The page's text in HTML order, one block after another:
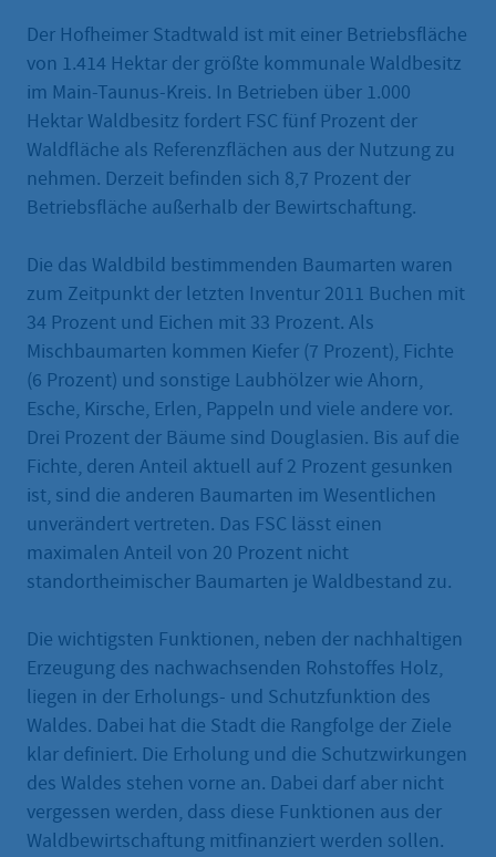
Der Hofheimer Stadtwald ist mit einer Betriebsfläche
von 1.414 Hektar der größte kommunale Waldbesitz
im Main-Taunus-Kreis. In Betrieben über 1.000
Hektar Waldbesitz fordert FSC fünf Prozent der
Waldfläche als Referenzflächen aus der Nutzung zu
nehmen. Derzeit befinden sich 8,7 Prozent der
Betriebsfläche außerhalb der Bewirtschaftung.
Die das Waldbild bestimmenden Baumarten waren
zum Zeitpunkt der letzten Inventur 2011 Buchen mit
34 Prozent und Eichen mit 33 Prozent. Als
Mischbaumarten kommen Kiefer (7 Prozent), Fichte
(6 Prozent) und sonstige Laubhölzer wie Ahorn,
Esche, Kirsche, Erlen, Pappeln und viele andere vor.
Drei Prozent der Bäume sind Douglasien. Bis auf die
Fichte, deren Anteil aktuell auf 2 Prozent gesunken
ist, sind die anderen Baumarten im Wesentlichen
unverändert vertreten. Das FSC lässt einen
maximalen Anteil von 20 Prozent nicht
standortheimischer Baumarten je Waldbestand zu.
Die wichtigsten Funktionen, neben der nachhaltigen
Erzeugung des nachwachsenden Rohstoffes Holz,
liegen in der Erholungs- und Schutzfunktion des
Waldes. Dabei hat die Stadt die Rangfolge der Ziele
klar definiert. Die Erholung und die Schutzwirkungen
des Waldes stehen vorne an. Dabei darf aber nicht
vergessen werden, dass diese Funktionen aus der
Waldbewirtschaftung mitfinanziert werden sollen.